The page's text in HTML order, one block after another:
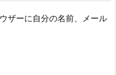
ザーに自分の名前、メール